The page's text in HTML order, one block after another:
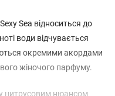
Sea відноситься до
води відчувається
окремими акордами
жіночого парфуму.
цитрусовим нюансом